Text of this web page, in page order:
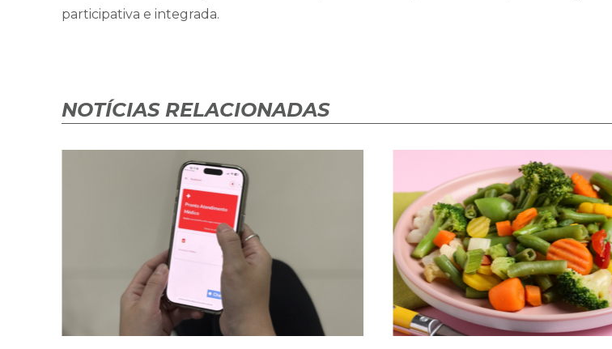
participativa e integrada.
NOTÍCIAS RELACIONADAS